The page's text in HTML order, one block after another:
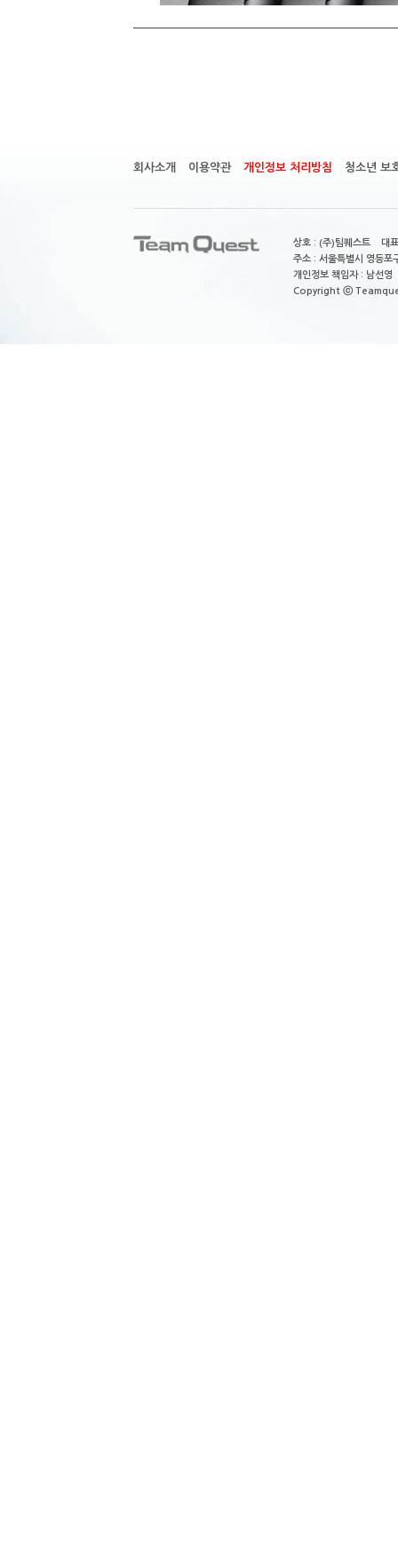
회사소개 이용약관 개인정보 처리방침 청소년 보
상호 : (주)팀퀘스트 대
주소 : 서울특별시 영등
개인정보 책임자 : 남
Copyright ⓒ